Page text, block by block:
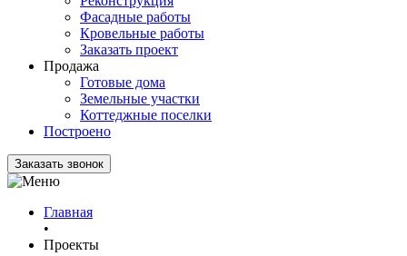
Фасадные работы
Кровельные работы
Заказать проект
Продажа
Готовые дома
Земельные участки
Коттеджные поселки
Построено
Заказать звонок
Главная
•
Проекты